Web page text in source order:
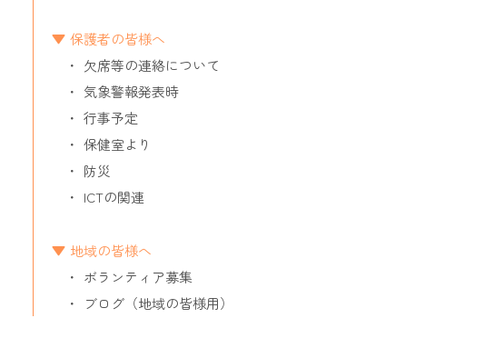
保護者の皆様へ
欠席等の連絡について
気象警報発表時
行事予定
保健室より
防災
ICTの関連
地域の皆様へ
ボランティア募集
ブログ（地域の皆様用）